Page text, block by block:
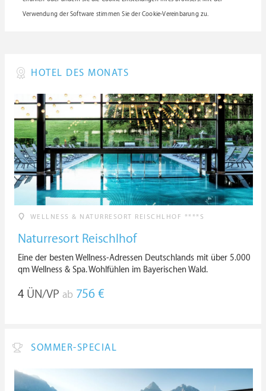
Verwendung der Software stimmen Sie der Cookie-Vereinbarung zu.
HOTEL DES MONATS
WELLNESS & NATURRESORT REISCHLHOF ****S
Naturresort Reischlhof
Eine der besten Wellness-Adressen Deutschlands mit über 5.000
qm Wellness & Spa. Wohlfühlen im Bayerischen Wald.
4 ÜN/VP ab 756 €
SOMMER-SPECIAL